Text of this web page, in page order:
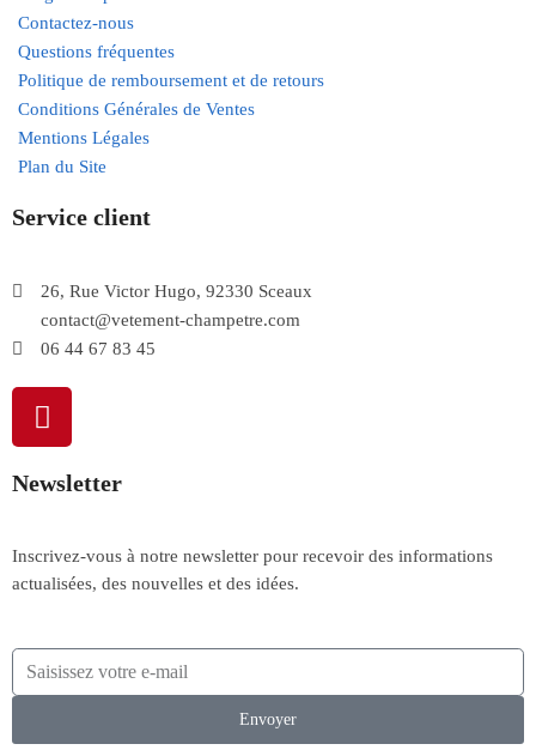
Contactez-nous
Questions fréquentes
Politique de remboursement et de retours
Conditions Générales de Ventes
Mentions Légales
Plan du Site
Service client
26, Rue Victor Hugo, 92330 Sceaux
contact@vetement-champetre.com
06 44 67 83 45
Newsletter
Inscrivez-vous à notre newsletter pour recevoir des informations
actualisées, des nouvelles et des idées.
Envoyer